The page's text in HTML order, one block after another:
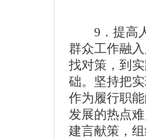
9．提高人
群众工作融
找对策，到
础。坚持把
作为履行职
发展的热点
建言献策，